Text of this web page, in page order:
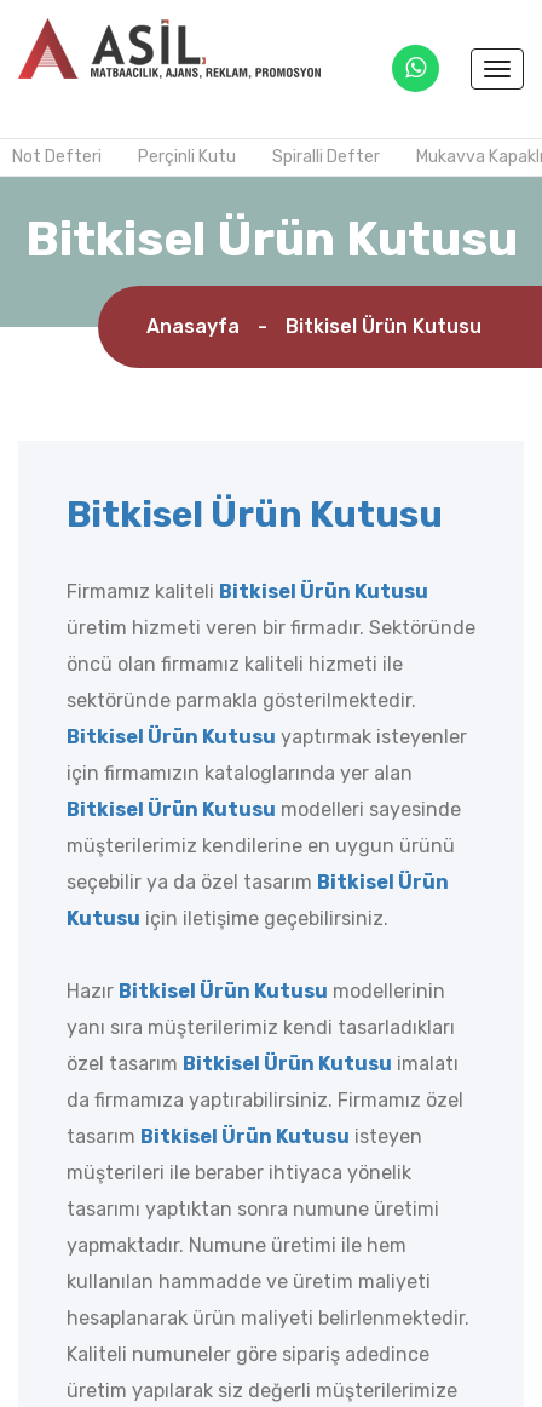
Not Defteri Perçinli Kutu Spiralli Defter Mukavva
Bitkisel Ürün Kutusu
Anasayfa - Bitkisel Ürün Kutusu
Bitkisel Ürün Kutusu
Firmamız kaliteli Bitkisel Ürün Kutusu
üretim hizmeti veren bir firmadır. Sektöründe
öncü olan firmamız kaliteli hizmeti ile
sektöründe parmakla gösterilmektedir.
Bitkisel Ürün Kutusu yaptırmak isteyenler
için firmamızın kataloglarında yer alan
Bitkisel Ürün Kutusu modelleri sayesinde
müşterilerimiz kendilerine en uygun ürünü
seçebilir ya da özel tasarım Bitkisel Ürün
Kutusu için iletişime geçebilirsiniz.
Hazır Bitkisel Ürün Kutusu modellerinin
yanı sıra müşterilerimiz kendi tasarladıkları
özel tasarım Bitkisel Ürün Kutusu imalatı
da firmamıza yaptırabilirsiniz. Firmamız özel
tasarım Bitkisel Ürün Kutusu isteyen
müşterileri ile beraber ihtiyaca yönelik
tasarımı yaptıktan sonra numune üretimi
yapmaktadır. Numune üretimi ile hem
kullanılan hammadde ve üretim maliyeti
hesaplanarak ürün maliyeti belirlenmektedir.
Kaliteli numuneler göre sipariş adedince
üretim yapılarak siz değerli müşterilerimize